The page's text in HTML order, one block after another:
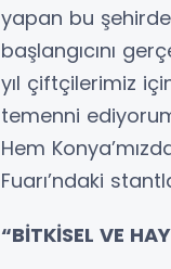
yapan bu
başlangıcını
yıl çiftçilerimiz
temenni
Hem
Fuarı’ndaki
“BİTKİSEL VE